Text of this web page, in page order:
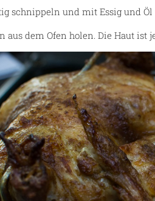
schnippeln und mit Essig und
aus dem Ofen holen. Die Haut